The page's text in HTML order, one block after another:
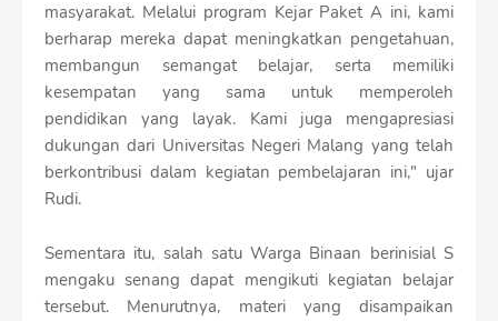
masyarakat. Melalui program Kejar Paket A ini, kami
berharap mereka dapat meningkatkan pengetahuan,
membangun semangat belajar, serta memiliki
kesempatan yang sama untuk memperoleh
pendidikan yang layak. Kami juga mengapresiasi
dukungan dari Universitas Negeri Malang yang telah
berkontribusi dalam kegiatan pembelajaran ini," ujar
Rudi.
Sementara itu, salah satu Warga Binaan berinisial S
mengaku senang dapat mengikuti kegiatan belajar
tersebut. Menurutnya, materi yang disampaikan